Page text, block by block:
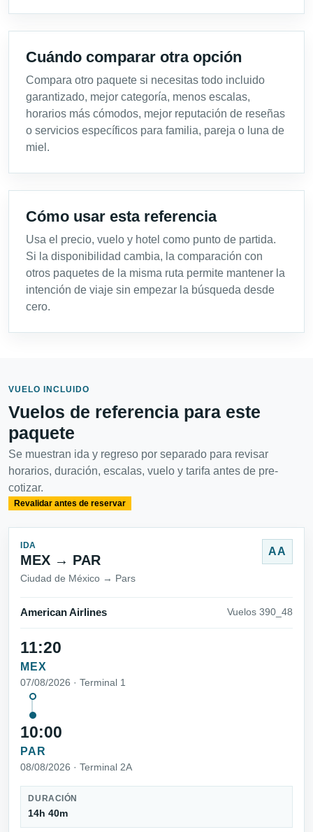
Cuándo comparar otra opción
Compara otro paquete si necesitas todo incluido
garantizado, mejor categoría, menos escalas,
horarios más cómodos, mejor reputación de reseñas
o servicios específicos para familia, pareja o luna de
miel.
Cómo usar esta referencia
Usa el precio, vuelo y hotel como punto de partida.
Si la disponibilidad cambia, la comparación con
otros paquetes de la misma ruta permite mantener la
intención de viaje sin empezar la búsqueda desde
cero.
VUELO INCLUIDO
Vuelos de referencia para este
paquete
Se muestran ida y regreso por separado para revisar
horarios, duración, escalas, vuelo y tarifa antes de pre-
cotizar.
Revalidar antes de reservar
IDA
MEX → PAR
Ciudad de México → Pars
AA
American Airlines Vuelos 390_48
11:20
MEX
07/08/2026 · Terminal 1
10:00
PAR
08/08/2026 · Terminal 2A
DURACIÓN
14h 40m